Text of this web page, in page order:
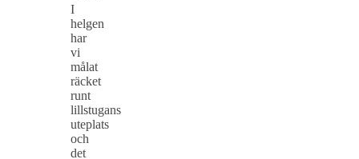
I
helgen
har
vi
målat
räcket
runt
lillstugans
uteplats
och
det